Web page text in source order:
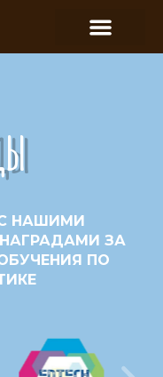
НАШИМИ
ЗА
ПО